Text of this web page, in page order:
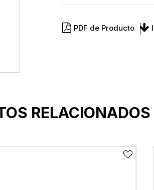
PDF de Producto
RELACIONADOS